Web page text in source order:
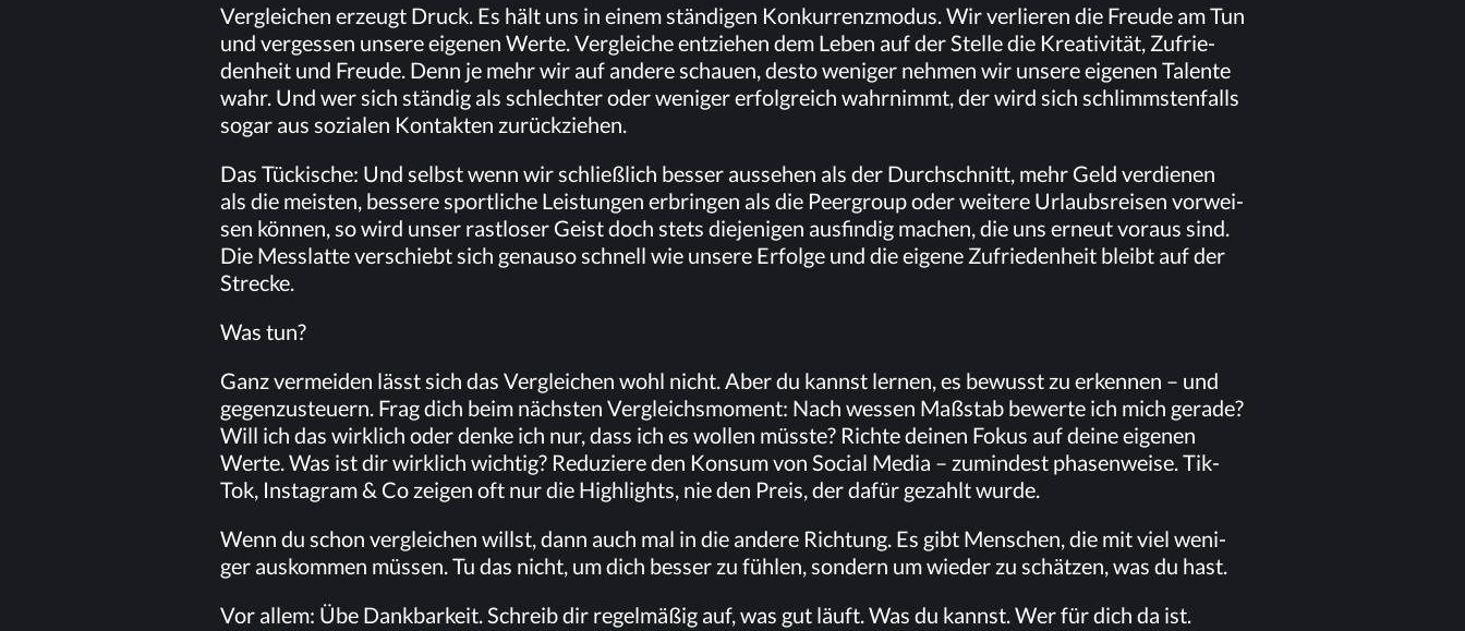
Ver­glei­chen er­zeugt Druck. Es hält uns in ei­nem stän­di­gen Kon­kur­renz­mo­dus. Wir ver­lie­ren die Freu­de am Tun
und ver­ges­sen un­se­re ei­ge­nen Wer­te. Ver­glei­che ent­zie­hen dem Le­ben auf der Stel­le die Krea­ti­vi­tät, Zu­frie­
den­heit und Freu­de. Denn je mehr wir auf an­de­re schau­en, des­to we­ni­ger neh­men wir un­se­re ei­ge­nen Ta­len­te
wahr. Und wer sich stän­dig als schlech­ter oder we­ni­ger er­folg­reich wahr­nimmt, der wird sich schlimms­ten­falls
so­gar aus so­zia­len Kon­tak­ten zurückziehen.
Das Tü­cki­sche: Und selbst wenn wir schließ­lich bes­ser aus­se­hen als der Durch­schnitt, mehr Geld ver­die­nen
als die meis­ten, bes­se­re sport­li­che Leis­tun­gen er­brin­gen als die Peer­group oder wei­te­re Ur­laubs­rei­sen vor­wei­
sen kön­nen, so wird un­ser rast­lo­ser Geist doch stets die­je­ni­gen aus­fin­dig ma­chen, die uns er­neut vor­aus sind.
Die Mess­lat­te ver­schiebt sich ge­nau­so schnell wie un­se­re Er­fol­ge und die ei­ge­ne Zu­frie­den­heit bleibt auf der
Strecke.
Was tun?
Ganz ver­mei­den lässt sich das Ver­glei­chen wohl nicht. Aber du kannst ler­nen, es be­wusst zu er­ken­nen – und
ge­gen­zu­steu­ern. Frag dich beim nächs­ten Ver­gleichs­mo­ment: Nach wes­sen Maß­stab be­wer­te ich mich ge­ra­de?
Will ich das wirk­lich oder den­ke ich nur, dass ich es wol­len müss­te? Rich­te dei­nen Fo­kus auf dei­ne ei­ge­nen
Wer­te. Was ist dir wirk­lich wich­tig? Re­du­zie­re den Kon­sum von So­cial Me­dia – zu­min­dest pha­sen­wei­se. Tik­
Tok, In­sta­gram & Co zei­gen oft nur die High­lights, nie den Preis, der da­für ge­zahlt wurde.
Wenn du schon ver­glei­chen willst, dann auch mal in die an­de­re Rich­tung. Es gibt Men­schen, die mit viel we­ni­
ger aus­kom­men müs­sen. Tu das nicht, um dich bes­ser zu füh­len, son­dern um wie­der zu schät­zen, was du hast.
Vor al­lem: Übe Dank­bar­keit. Schreib dir re­gel­mä­ßig auf, was gut läuft. Was du kannst. Wer für dich da ist.